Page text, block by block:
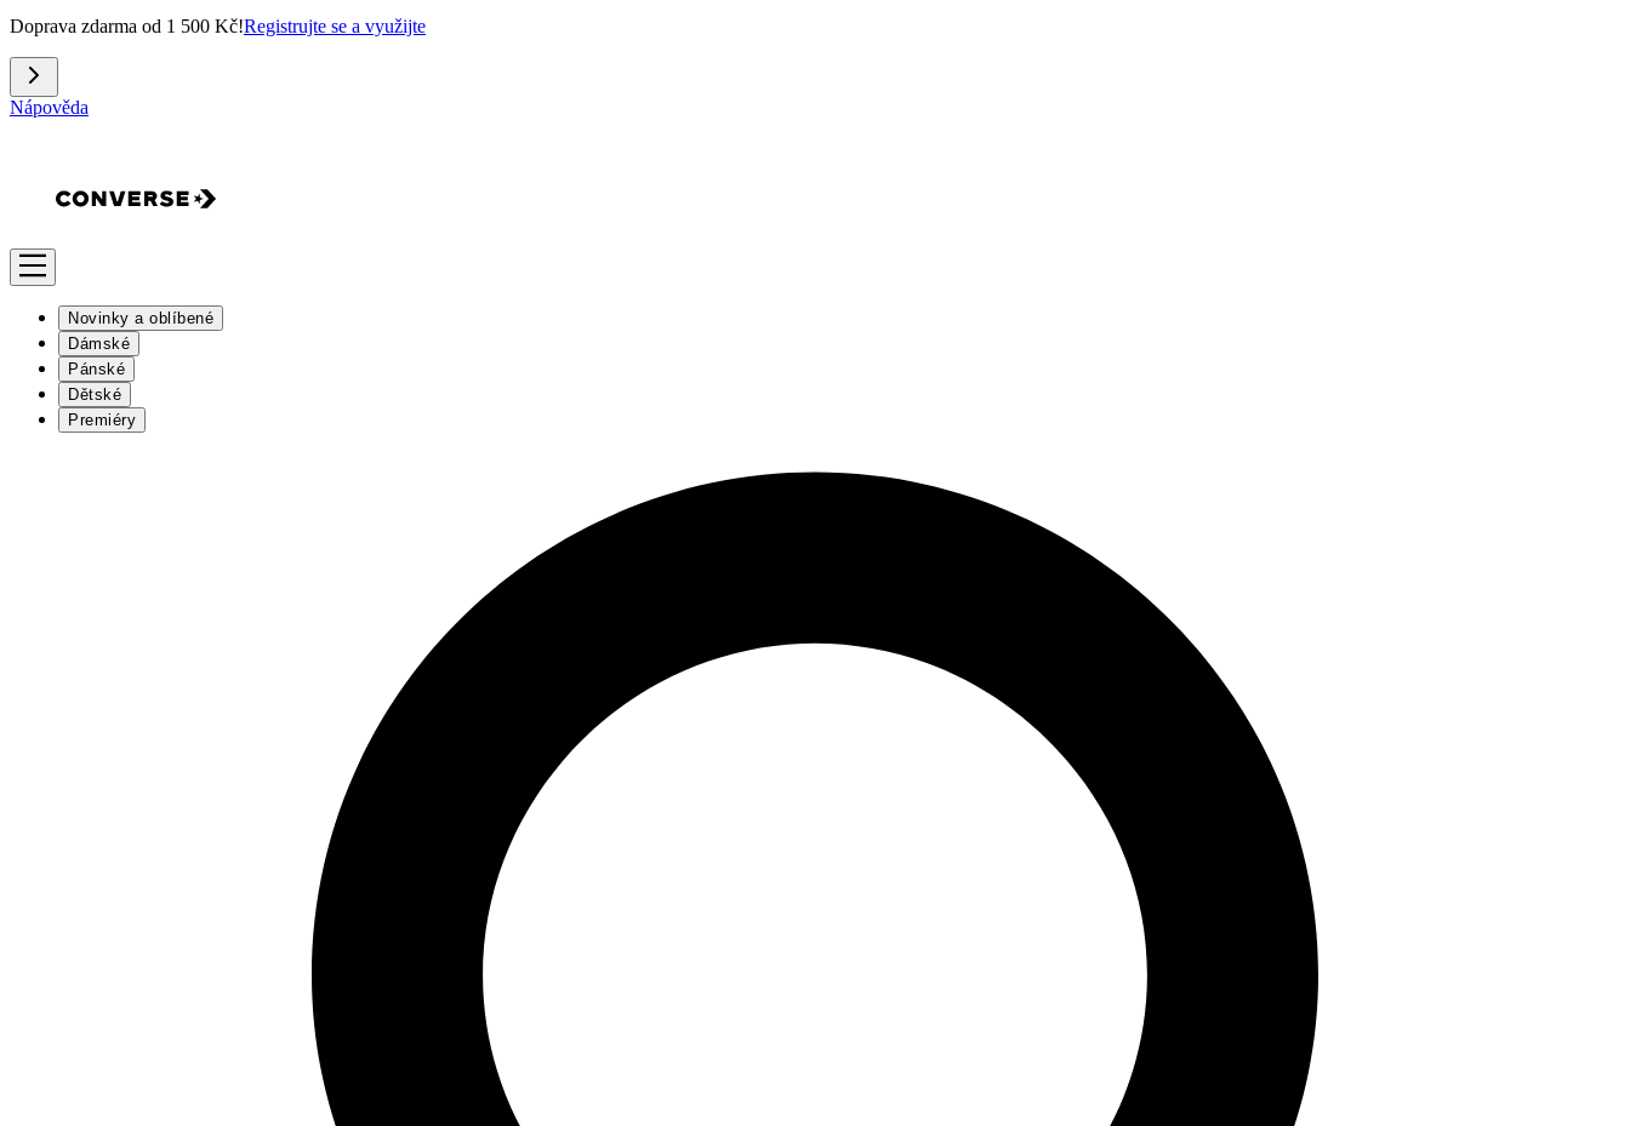
Doprava zdarma od 1 500 Kč!Registrujte se a využijte
Nápověda
Novinky a oblíbené
Dámské
Pánské
Dětské
Premiéry